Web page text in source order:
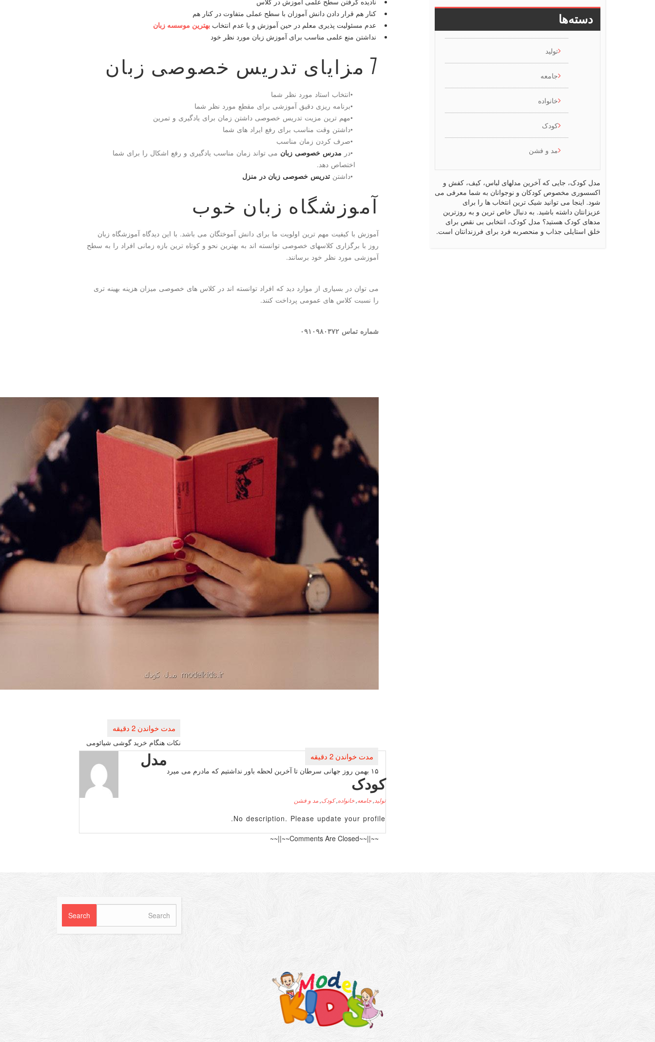
کنار هم قرار دادن دانش آموزان با سطح عملی متفاوت در کنار هم
عدم مسئولیت پذیری معلم در حین آموزش و یا عدم انتخاب بهترین موسسه زبان
نداشتن منع علمی مناسب برای آموزش زبان مورد نظر خود
7 مزایای تدریس خصوصی زبان
•انتخاب استاد مورد نظر شما
•برنامه ریزی دقیق آموزشی برای مقطع مورد نظر شما
•مهم ترین مزیت تدریس خصوصی داشتن زمان برای یادگیری و تمرین
•داشتن وقت مناسب برای رفع ایراد های شما
•صرف کردن زمان مناسب
•در مدرس خصوصی زبان می تواند زمان مناسب یادگیری و رفع اشکال را برای شما
اختصاص دهد.
•داشتن تدریس خصوصی زبان در منزل
آموزشگاه زبان خوب
آموزش با کیفیت مهم ترین اولویت ما برای دانش آموختگان می باشد. با این دیدگاه آموزشگاه زبان
روز با برگزاری کلاسهای خصوصی توانسته اند به بهترین نحو و کوتاه ترین بازه زمانی افراد را به سطح
آموزشی مورد نظر خود برسانند.
می توان در بسیاری از موارد دید که افراد توانسته اند در کلاس های خصوصی میزان هزینه بهینه تری
را نسبت کلاس های عمومی پرداخت کنند.
شماره تماس ۰۹۱۰۹۸۰۳۷۲
نكات هنگام خرید گوشی شیائومی
۱۵ بهمن روز جهانی سرطان تا آخرین لحظه باور نداشتیم كه مادرم می میرد
مدل
کودک
تولید ,جامعه,خانواده,کودک, مد و فشن
No description. Please update your profile.
~~||~~Comments Are Closed~~||~~
دسته‌ها
تولید
جامعه
خانواده
کودک
مد و فشن
مدل کودک، جایی که آخرین مدلهای لباس، کیف، کفش و
اکسسوری مخصوص کودکان و نوجوانان به شما معرفی می
شود. اینجا می توانید شیک ترین انتخاب ها را برای
عزیزانتان داشته باشید. به دنبال خاص ترین و به روزترین
مدهای کودک هستید؟ مدل کودک، انتخابی بی نقص برای
خلق استایلی جذاب و منحصربه فرد برای فرزندانتان است.